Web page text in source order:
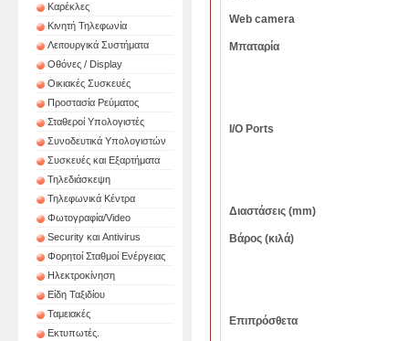
Καρέκλες
Κινητή Τηλεφωνία
Λειτουργικά Συστήματα
Οθόνες / Display
Οικιακές Συσκευές
Προστασία Ρεύματος
Σταθεροί Υπολογιστές
Συνοδευτικά Υπολογιστών
Συσκευές και Εξαρτήματα
Τηλεδιάσκεψη
Τηλεφωνικά Κέντρα
Φωτογραφία/Video
Security και Antivirus
Φορητοί Σταθμοί Ενέργειας
Ηλεκτροκίνηση
Είδη Ταξιδίου
Ταμειακές
Εκτυπωτές.
Web camera
Μπαταρία
I/O Ports
Διαστάσεις (mm)
Βάρος (κιλά)
Επιπρόσθετα